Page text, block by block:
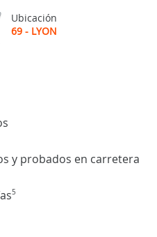
Ubicación
69 - LYON
y probados en carretera
5